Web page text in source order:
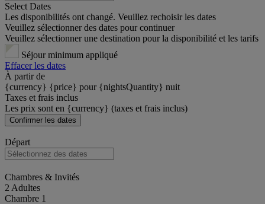
Select Dates
Les disponibilités ont changé. Veuillez rechoisir les dates
Veuillez sélectionner des dates pour continuer
Veuillez sélectionner une destination pour la disponibilité et les tarifs
Séjour minimum appliqué
Effacer les dates
À partir de
{currency} {price} pour {nightsQuantity} nuit
Taxes et frais inclus
Les prix sont en {currency} (taxes et frais inclus)
Confirmer les dates
Départ
Chambres & Invités
2 Adultes
Chambre 1